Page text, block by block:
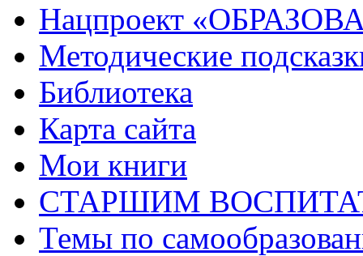
Нацпроект
Методические
Библиотека
Карта сайта
Мои книги
СТАРШИМ
Темы по